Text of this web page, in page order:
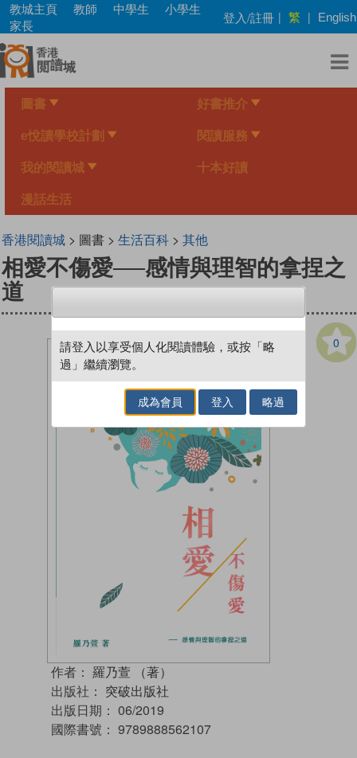
Skip
main
content
教城主頁 教師 中學生
小學生
家長
登入/註冊 | 繁 | English
圖書 好書推介
e悅讀學校計劃 閱讀服務
我的閱讀城 十本好讀
漫話生活
香港閱讀城> 圖書 > 生活百科> 其他
相愛不傷愛──感情與理智的拿捏之
道
0
作者： 羅乃萱 （著）
出版社： 突破出版社
出版日期： 06/2019
國際書號： 9789888562107
請登入以享受個人化閱讀體驗，或按「略
過」繼續瀏覽。
成為會員 登入 略過